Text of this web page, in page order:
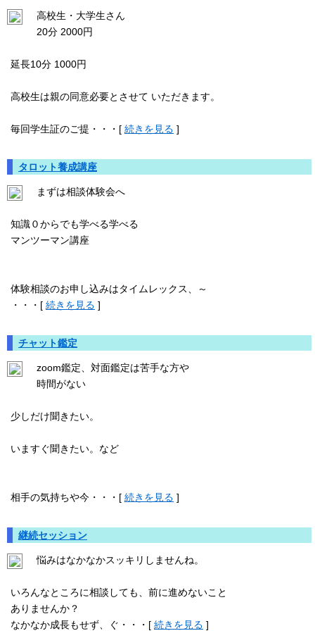
高校生・大学生さん
20分 2000円
延長10分 1000円
高校生は親の同意必要とさせて いただきます。
毎回学生証のご提・・・[ 続きを見る ]
タロット養成講座
まずは相談体験会へ
知識０からでも学べる学べる
マンツーマン講座
体験相談のお申し込みはタイムレックス、～
・・・[ 続きを見る ]
チャット鑑定
zoom鑑定、対面鑑定は苦手な方や
時間がない
少しだけ聞きたい。
いますぐ聞きたい。など
相手の気持ちや今・・・[ 続きを見る ]
継続セッション
悩みはなかなかスッキリしませんね。
いろんなところに相談しても、前に進めないこと
ありませんか？
なかなか成長もせず、ぐ・・・[ 続きを見る ]